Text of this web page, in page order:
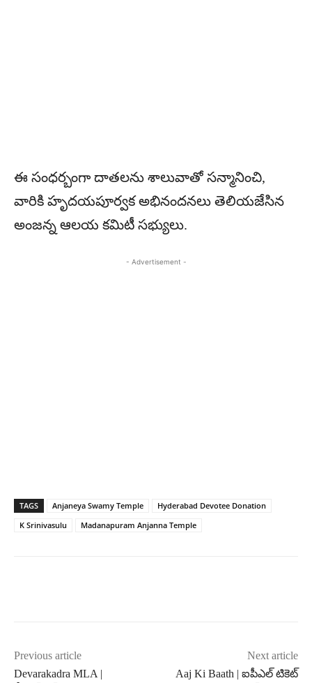
ఈ సంధర్బంగా దాతలను శాలువాతో సన్మానించి,
వారికి హృదయపూర్వక అభినందనలు తెలియజేసిన
అంజన్న ఆలయ కమిటీ సభ్యులు.
- Advertisement -
TAGS Anjaneya Swamy Temple
Hyderabad Devotee Donation
K Srinivasulu
Madanapuram Anjanna Temple
Previous article
Devarakadra MLA |
Next article
Aaj Ki Baath | ఐపీఎల్ టికెట్